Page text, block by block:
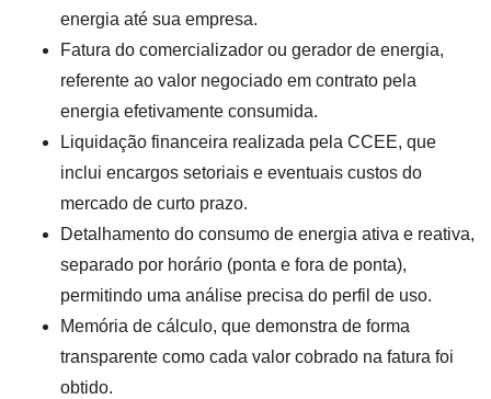
energia até sua empresa.
Fatura do comercializador ou gerador de energia,
referente ao valor negociado em contrato pela
energia efetivamente consumida.
Liquidação financeira realizada pela CCEE, que
inclui encargos setoriais e eventuais custos do
mercado de curto prazo.
Detalhamento do consumo de energia ativa e reativa,
separado por horário (ponta e fora de ponta),
permitindo uma análise precisa do perfil de uso.
Memória de cálculo, que demonstra de forma
transparente como cada valor cobrado na fatura foi
obtido.